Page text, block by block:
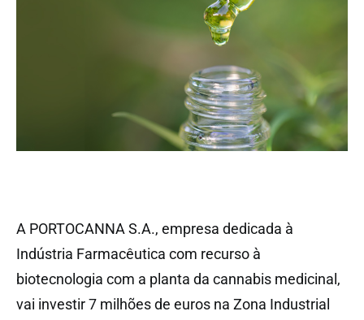
A PORTOCANNA S.A., empresa dedicada à
Indústria Farmacêutica com recurso à
biotecnologia com a planta da cannabis medicinal,
vai investir 7 milhões de euros na Zona Industrial